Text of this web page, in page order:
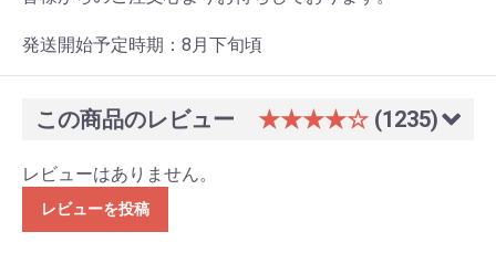
発送開始予定時期：8月下旬頃
この商品のレビュー ★★★★☆ (1235)
レビューはありません。
レビューを投稿